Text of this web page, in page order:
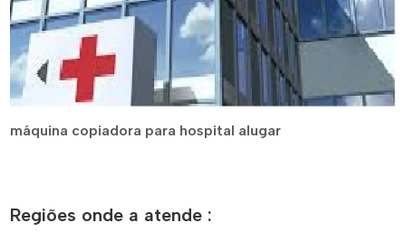
máquina copiadora para hospital alugar
Regiões onde a atende :